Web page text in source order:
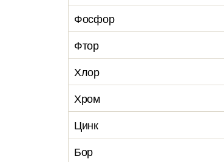
Фосфор
Фтор
Хлор
Хром
Цинк
Бор